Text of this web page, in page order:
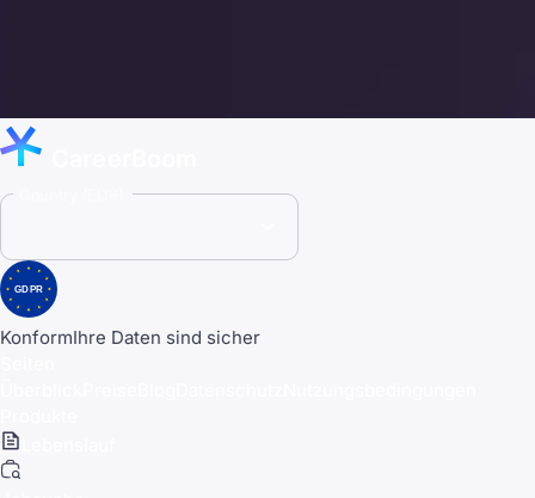
GDPR
KonformIhre Daten sind sicher